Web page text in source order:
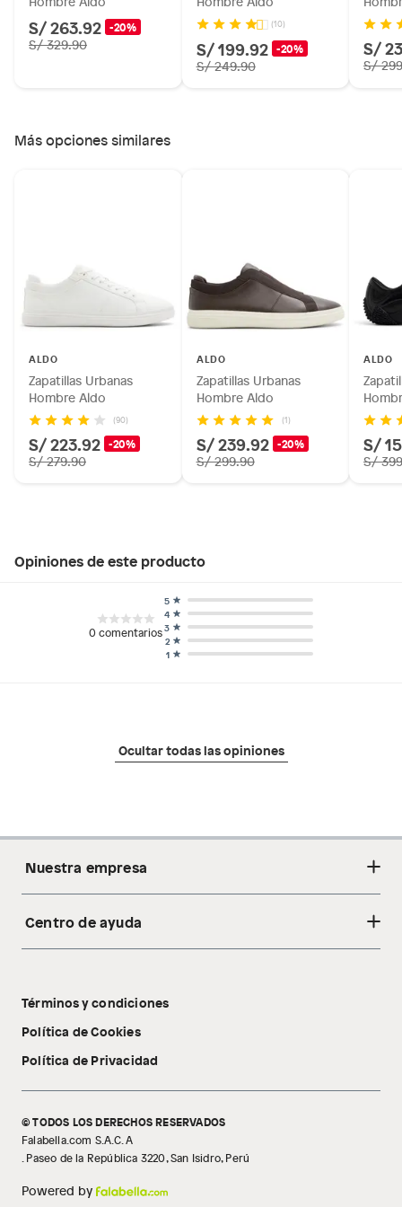
S/ 263.92 -20%
S/ 329.90
(10)
S/ 199.92 -20%
S/ 249.90
S/
S/
Más opciones similares
ALDO
Zapatillas Urbanas
Hombre Aldo
(90)
S/ 223.92 -20%
S/ 279.90
ALDO
Zapatillas Urbanas
Hombre Aldo
(1)
S/ 239.92 -20%
S/ 299.90
ALDO
S/
S/
Opiniones de este producto
0comentarios
1
2
3
4
5
Ocultar todas las opiniones
Nuestra empresa
Acerca de nosotros
Tecnología Pillow Walk
Centro de ayuda
Libro de reclamaciones
Términos y condiciones
Política de Cookies
Política de Privacidad
© TODOS LOS DERECHOS RESERVADOS
Falabella.com S.A.C. A
. Paseo de la República 3220, San Isidro, Perú
Powered by